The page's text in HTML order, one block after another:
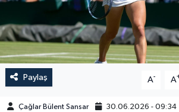
Paylaş A- A
Çağlar Bülent Sansar 30.06.2026 - 09:34